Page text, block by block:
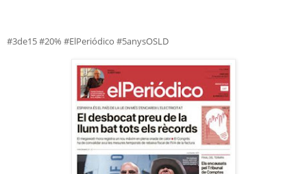
#3de15 #20% #ElPeriódico #5anysOSLD